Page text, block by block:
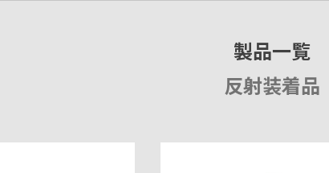
製品一覧
反射装着品